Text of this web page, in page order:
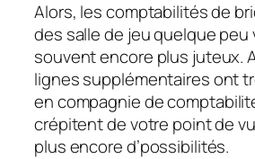
Alors, les comptabilités de
des salle de jeu quelque
souvent encore plus juteux.
lignes supplémentaires ont
en compagnie de
crépitent de votre point de
plus encore d’possibilités.